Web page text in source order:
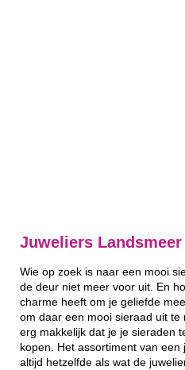
Juweliers
Wie op zoek is naar een mooi
de deur niet meer voor uit. En
charme heeft om je geliefde
om daar een mooi sieraad uit
erg makkelijk dat je je sieraden
kopen. Het assortiment van
altijd hetzelfde als wat de